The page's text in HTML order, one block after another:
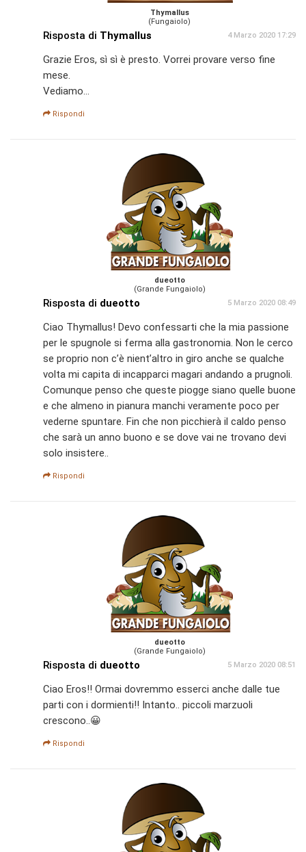
Thymallus
(Fungaiolo)
Risposta di Thymallus 4 Marzo 2020 17:29
Grazie Eros, sì sì è presto. Vorrei provare verso fine
mese.
Vediamo...
Rispondi
dueotto
(Grande Fungaiolo)
Risposta di dueotto 5 Marzo 2020 08:49
Ciao Thymallus! Devo confessarti che la mia passione
per le spugnole si ferma alla gastronomia. Non le cerco
se proprio non c’è nient’altro in giro anche se qualche
volta mi capita di incapparci magari andando a prugnoli.
Comunque penso che queste piogge siano quelle buone
e che almeno in pianura manchi veramente poco per
vederne spuntare. Fin che non picchierà il caldo penso
che sarà un anno buono e se dove vai ne trovano devi
solo insistere..
Rispondi
dueotto
(Grande Fungaiolo)
Risposta di dueotto 5 Marzo 2020 08:51
Ciao Eros!! Ormai dovremmo esserci anche dalle tue
parti con i dormienti!! Intanto.. piccoli marzuoli
crescono..😀
Rispondi